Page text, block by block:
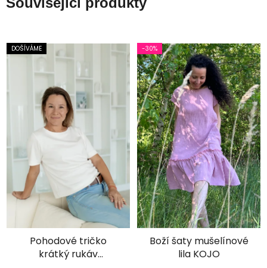
DOŠÍVÁME
Pohodové tričko
krátký rukáv
-30%
Boží šaty mušelínové
lila KOJO
×
Je libo SLEVA 15 %
na 1. nákup?